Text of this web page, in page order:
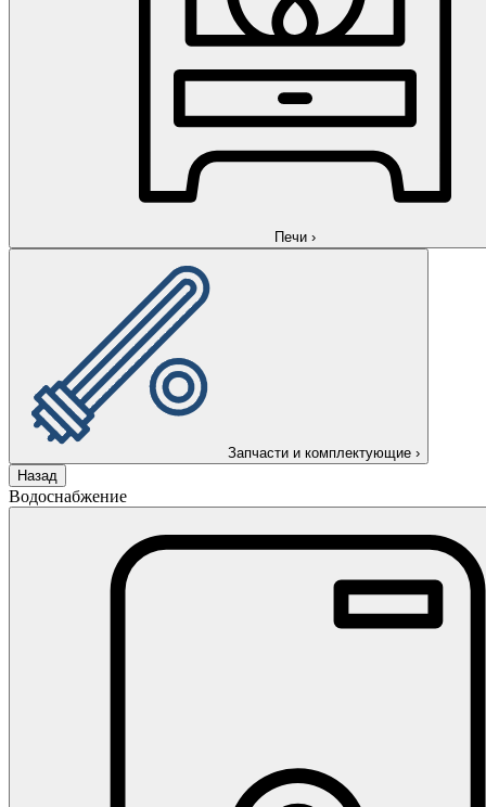
Печи ›
Запчасти и комплектующие ›
Назад
Водоснабжение